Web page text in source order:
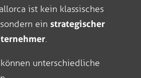
ist kein klassisches
ein strategischer
.
unterschiedliche